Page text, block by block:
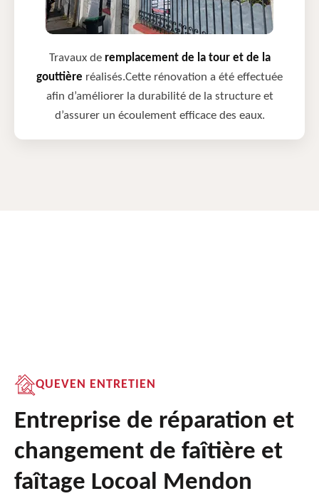
Travaux de remplacement de la tour et de la
gouttière réalisés.Cette rénovation a été effectuée
afin d’améliorer la durabilité de la structure et
d’assurer un écoulement efficace des eaux.
QUEVEN ENTRETIEN
Entreprise de réparation et
changement de faîtière et
faîtage Locoal Mendon